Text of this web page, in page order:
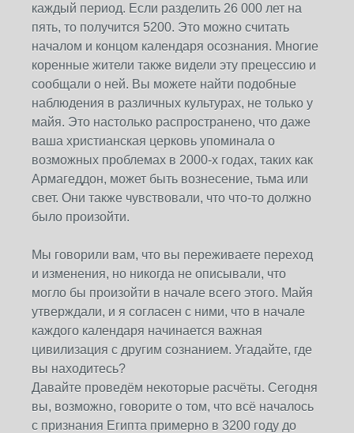
каждый период. Если разделить 26 000 лет на
пять, то получится 5200. Это можно считать
началом и концом календаря осознания. Многие
коренные жители также видели эту прецессию и
сообщали о ней. Вы можете найти подобные
наблюдения в различных культурах, не только у
майя. Это настолько распространено, что даже
ваша христианская церковь упоминала о
возможных проблемах в 2000-х годах, таких как
Армагеддон, может быть вознесение, тьма или
свет. Они также чувствовали, что что-то должно
было произойти.
Мы говорили вам, что вы переживаете переход
и изменения, но никогда не описывали, что
могло бы произойти в начале всего этого. Майя
утверждали, и я согласен с ними, что в начале
каждого календаря начинается важная
цивилизация с другим сознанием. Угадайте, где
вы находитесь?
Давайте проведём некоторые расчёты. Сегодня
вы, возможно, говорите о том, что всё началось
с признания Египта примерно в 3200 году до